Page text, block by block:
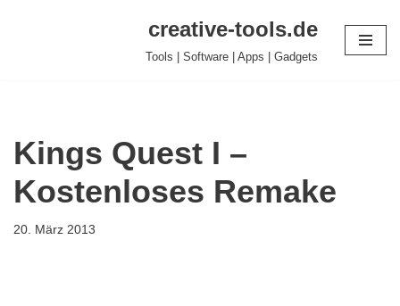
creative-tools.de
Tools | Software | Apps | Gadgets
Kings Quest I –
Kostenloses Remake
20. März 2013